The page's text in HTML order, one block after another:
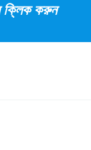
ক্লিক করুন